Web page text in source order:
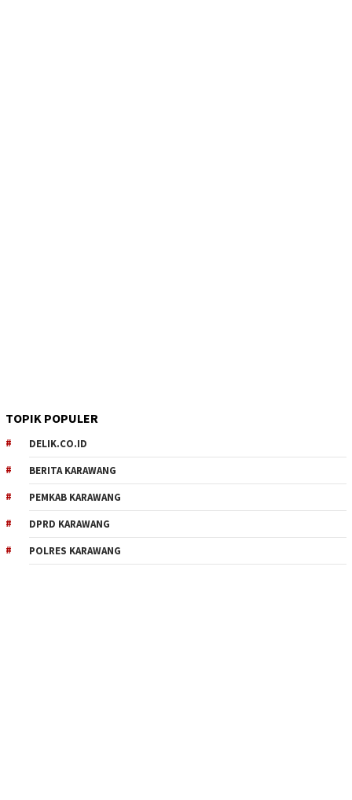
TOPIK POPULER
DELIK.CO.ID
BERITA KARAWANG
PEMKAB KARAWANG
DPRD KARAWANG
POLRES KARAWANG